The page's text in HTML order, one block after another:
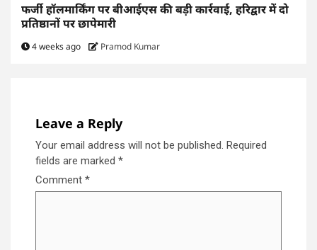
फर्जी हॉलमार्किंग पर बीआईएस की बड़ी कार्रवाई, हरिद्वार में दो
प्रतिष्ठानों पर छापेमारी
4 weeks ago Pramod Kumar
Leave a Reply
Your email address will not be published. Required
fields are marked *
Comment *